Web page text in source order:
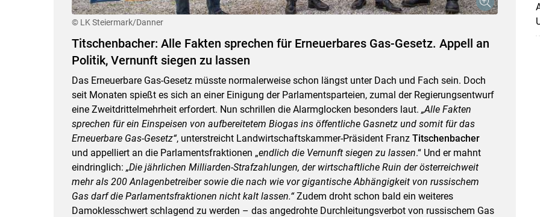
Skip to main content
© LK Steiermark/Danner
Titschenbacher: Alle Fakten sprechen für Erneuerbares Gas-Gesetz. Appell an
Politik, Vernunft siegen zu lassen
Das Erneuerbare Gas-Gesetz müsste normalerweise schon längst unter Dach und Fach sein. Doch
seit Monaten spießt es sich an einer Einigung der Parlamentsparteien, zumal der Regierungsentwurf
eine Zweitdrittelmehrheit erfordert. Nun schrillen die Alarmglocken besonders laut. „Alle Fakten
sprechen für ein Einspeisen von aufbereitetem Biogas ins öffentliche Gasnetz und somit für das
Erneuerbare Gas-Gesetz“, unterstreicht Landwirtschaftskammer-Präsident Franz Titschenbacher
und appelliert an die Parlamentsfraktionen „endlich die Vernunft siegen zu lassen.“ Und er mahnt
eindringlich: „Die jährlichen Milliarden-Strafzahlungen, der wirtschaftliche Ruin der österreichweit
mehr als 200 Anlagenbetreiber sowie die nach wie vor gigantische Abhängigkeit von russischem
Gas darf die Parlamentsfraktionen nicht kalt lassen.“Zudem droht schon bald ein weiteres
Damoklesschwert schlagend zu werden – das angedrohte Durchleitungsverbot von russischem Gas